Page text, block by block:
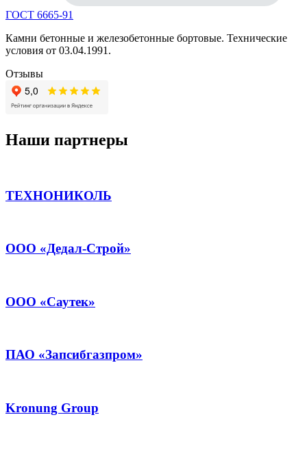
ГОСТ 6665-91
Камни бетонные и железобетонные бортовые. Технические
условия от 03.04.1991.
Отзывы
Наши партнеры
ТЕХНОНИКОЛЬ
ООО «Дедал-Строй»
ООО «Саутек»
ПАО «Запсибгазпром»
Kronung Group